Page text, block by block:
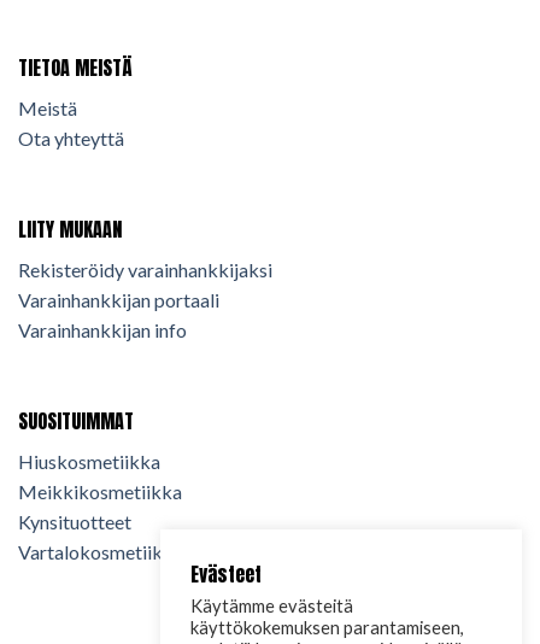
TIETOA MEISTÄ
Meistä
Ota yhteyttä
LIITY MUKAAN
Rekisteröidy varainhankkijaksi
Varainhankkijan portaali
Varainhankkijan info
SUOSITUIMMAT
Hiuskosmetiikka
Meikkikosmetiikka
Kynsituotteet
Vartalokosmetiikka
Evästeet
Käytämme evästeitä
käyttökokemuksen parantamiseen,